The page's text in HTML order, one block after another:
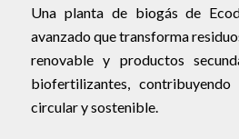
Una planta de biogás de
avanzado que transforma
renovable y productos
biofertilizantes,
circular y sostenible.